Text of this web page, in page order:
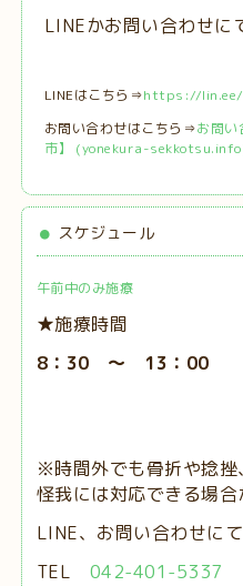
LINEかお問い合わせに
LINEはこちら⇒https://lin.ee/
お問い合わせはこちら⇒お問い
市】 (yonekura-
スケジュール
午前中のみ施療
★施療時間
8：30 ～ 13：00
※時間外でも骨折や捻挫
怪我には対応できる場合
LINE、お問い合わせに
TEL 042-401-5337